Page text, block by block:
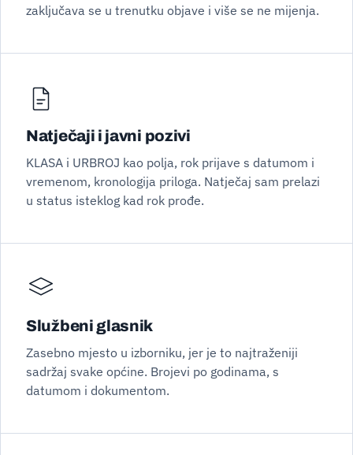
zaključava se u trenutku objave i više se ne mijenja.
Natječaji i javni pozivi
KLASA i URBROJ kao polja, rok prijave s datumom i
vremenom, kronologija priloga. Natječaj sam prelazi
u status isteklog kad rok prođe.
Službeni glasnik
Zasebno mjesto u izborniku, jer je to najtraženiji
sadržaj svake općine. Brojevi po godinama, s
datumom i dokumentom.